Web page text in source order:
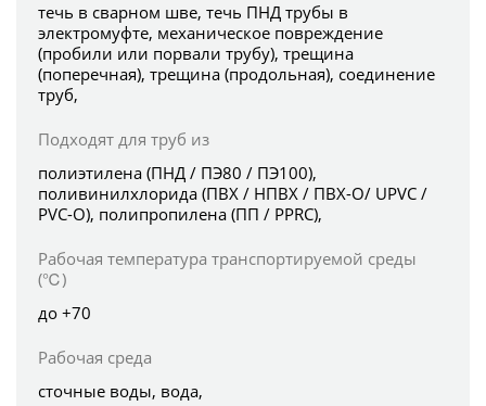
течь в сварном шве, течь ПНД трубы в
электромуфте, механическое повреждение
(пробили или порвали трубу), трещина
(поперечная), трещина (продольная), соединение
труб,
Подходят для труб из
полиэтилена (ПНД / ПЭ80 / ПЭ100),
поливинилхлорида (ПВХ / НПВХ / ПВХ-О/ UPVC /
PVC-O), полипропилена (ПП / PPRC),
Рабочая температура транспортируемой среды
(℃)
до +70
Рабочая среда
сточные воды, вода,